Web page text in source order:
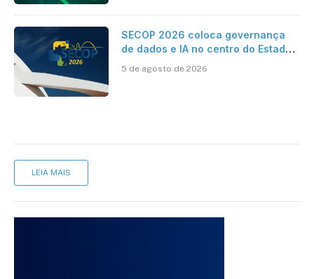
SECOP 2026 coloca governança
de dados e IA no centro do Estado
5 de agosto de 2026
LEIA MAIS